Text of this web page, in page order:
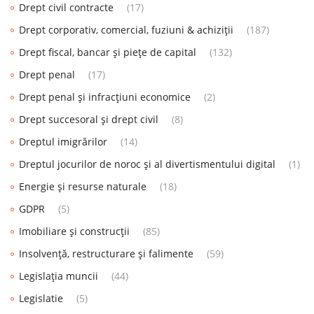
Drept civil contracte
(17)
Drept corporativ, comercial, fuziuni & achiziții
(187)
Drept fiscal, bancar și piețe de capital
(132)
Drept penal
(17)
Drept penal și infracțiuni economice
(2)
Drept succesoral și drept civil
(8)
Dreptul imigrărilor
(14)
Dreptul jocurilor de noroc și al divertismentului digital
(1)
Energie și resurse naturale
(18)
GDPR
(5)
Imobiliare și construcții
(85)
Insolvență, restructurare și falimente
(59)
Legislația muncii
(44)
Legislatie
(5)